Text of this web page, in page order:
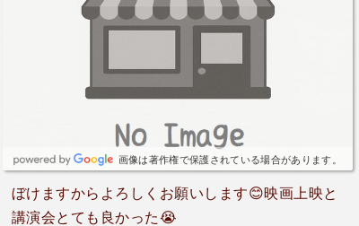
画像は著作権で保護されている場合があります。
ぼけますからよろしくお願いします😊映画上映と
講演会とても良かった😭